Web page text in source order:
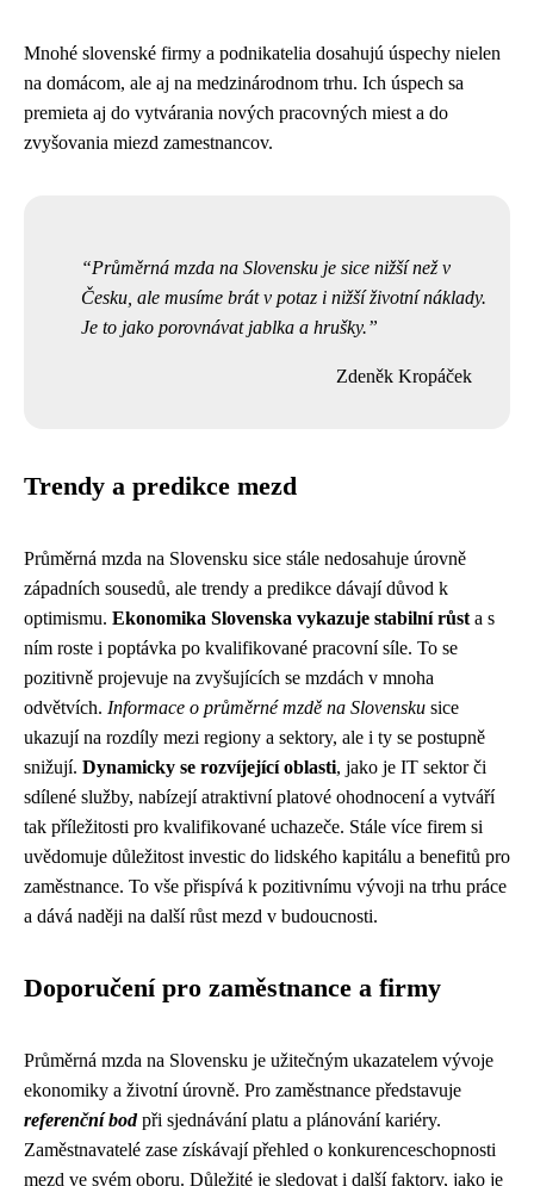
Mnohé slovenské firmy a podnikatelia dosahujú úspechy nielen
na domácom, ale aj na medzinárodnom trhu. Ich úspech sa
premieta aj do vytvárania nových pracovných miest a do
zvyšovania miezd zamestnancov.
Průměrná mzda na Slovensku je sice nižší než v
Česku, ale musíme brát v potaz i nižší životní náklady.
Je to jako porovnávat jablka a hrušky.
Zdeněk Kropáček
Trendy a predikce mezd
Průměrná mzda na Slovensku sice stále nedosahuje úrovně
západních sousedů, ale trendy a predikce dávají důvod k
optimismu. Ekonomika Slovenska vykazuje stabilní růst a s
ním roste i poptávka po kvalifikované pracovní síle. To se
pozitivně projevuje na zvyšujících se mzdách v mnoha
odvětvích. Informace o průměrné mzdě na Slovensku sice
ukazují na rozdíly mezi regiony a sektory, ale i ty se postupně
snižují. Dynamicky se rozvíjející oblasti, jako je IT sektor či
sdílené služby, nabízejí atraktivní platové ohodnocení a vytváří
tak příležitosti pro kvalifikované uchazeče. Stále více firem si
uvědomuje důležitost investic do lidského kapitálu a benefitů pro
zaměstnance. To vše přispívá k pozitivnímu vývoji na trhu práce
a dává naději na další růst mezd v budoucnosti.
Doporučení pro zaměstnance a firmy
Průměrná mzda na Slovensku je užitečným ukazatelem vývoje
ekonomiky a životní úrovně. Pro zaměstnance představuje
referenční bodpři sjednávání platu a plánování kariéry.
Zaměstnavatelé zase získávají přehled o konkurenceschopnosti
mezd ve svém oboru. Důležité je sledovat i další faktory, jako je